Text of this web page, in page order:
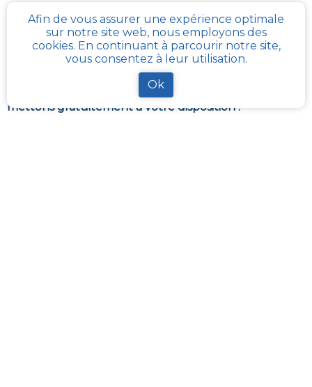
La plateforme Urbanease propose un accès interactif
simplifié à tous les règlements d’urbanisme en
France mais réservé uniquement aux professionnels
du secteur immobilier
Ce que contient la fiche synthétique PLU, pour la
parcelle de votre choix à
Clairefougere
mettons gratuitement à votre disposition :
Afin de vous assurer une expérience optimale
sur notre site web, nous employons des
cookies. En continuant à parcourir notre site,
vous consentez à leur utilisation.
Ok